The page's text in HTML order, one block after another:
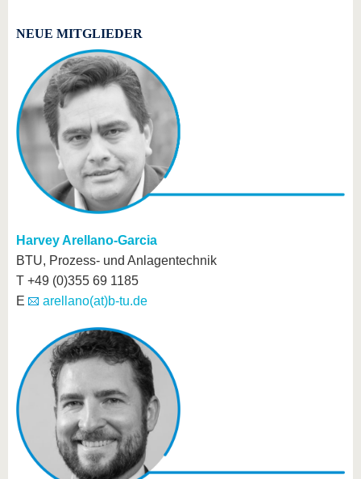
NEUE MITGLIEDER
Harvey Arellano-Garcia
BTU, Prozess- und Anlagentechnik
T +49 (0)355 69 1185
E
arellano(at)b-tu.de